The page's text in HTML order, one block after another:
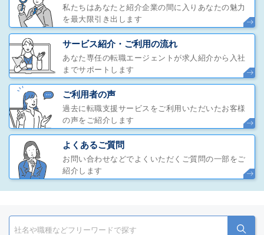
私たちはあなたと紹介企業の間に入りあなたの魅力
を最大限引き出します
サービス紹介・ご利用の流れ
あなた専任の転職エージェントが求人紹介から入社
までサポートします
ご利用者の声
過去に転職支援サービスをご利用いただいたお客様
の声をご紹介します
よくあるご質問
お問い合わせなどでよくいただくご質問の一部をご
紹介します